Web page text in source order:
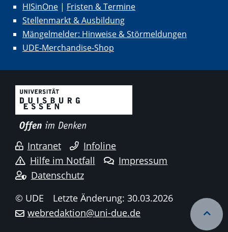
HISinOne | Fristen & Termine
Stellenmarkt & Ausbildung
Mängelmelder: Hinweise & Störmeldungen
UDE-Merchandise-Shop
Intranet
Infoline
Hilfe im Notfall
Impressum
Datenschutz
© UDE
Letzte Änderung: 30.03.2026
webredaktion@uni-due.de